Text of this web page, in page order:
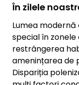
În zilele
Lumea modernă
special în
restrângerea
amenințarea de
Dispariția